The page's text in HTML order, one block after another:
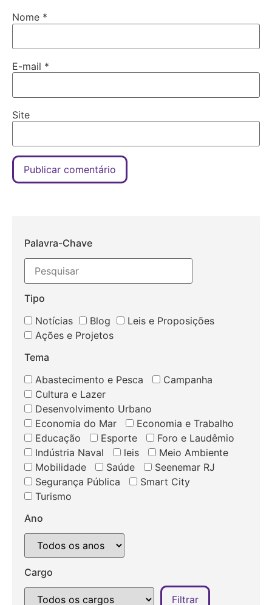
Nome *
E-mail *
Site
Palavra-Chave
Tipo
Notícias
Blog
Leis e Proposições
Ações e Projetos
Tema
Abastecimento e Pesca
Campanha
Cultura e Lazer
Desenvolvimento Urbano
Economia do Mar
Economia e Trabalho
Educação
Esporte
Foro e Laudêmio
Indústria Naval
leis
Meio Ambiente
Mobilidade
Saúde
Seenemar RJ
Segurança Pública
Smart City
Turismo
Ano
Cargo